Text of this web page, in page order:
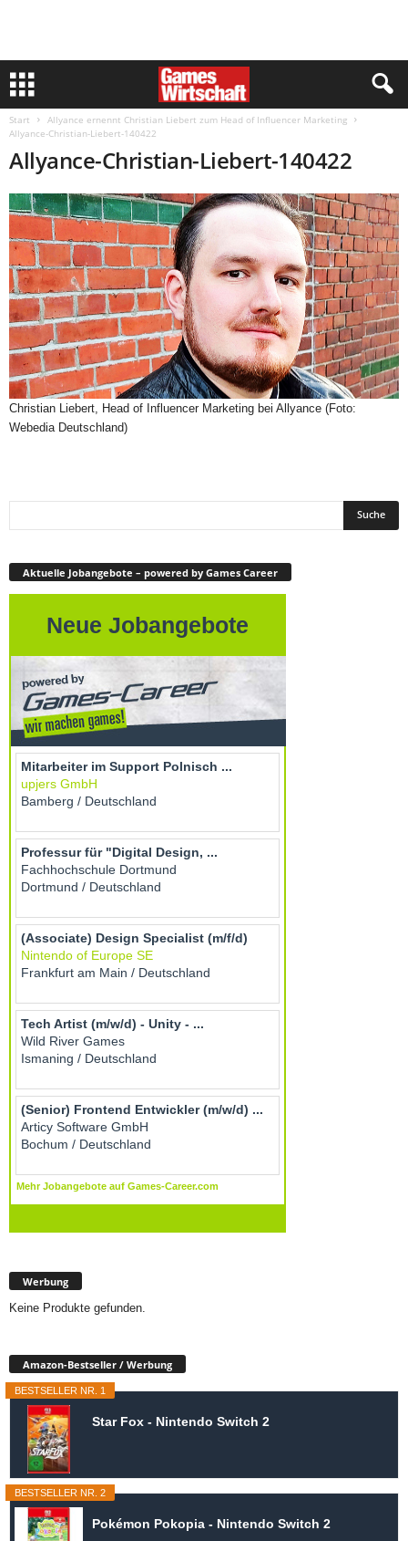
Start
Allyance ernennt Christian Liebert zum Head of Influencer Marketing
Allyance-Christian-Liebert-140422
Allyance-Christian-Liebert-140422
Christian Liebert, Head of Influencer Marketing bei Allyance (Foto:
Webedia Deutschland)
Aktuelle Jobangebote – powered by Games Career
Werbung
Keine Produkte gefunden.
Amazon-Bestseller / Werbung
BESTSELLER NR. 1
Star Fox - Nintendo Switch 2
BESTSELLER NR. 2
Pokémon Pokopia - Nintendo Switch 2